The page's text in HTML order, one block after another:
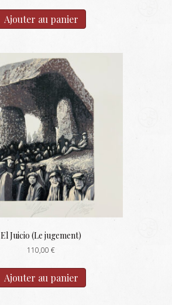
Ajouter au panier
El Juicio (Le jugement)
110,00 €
Ajouter au panier